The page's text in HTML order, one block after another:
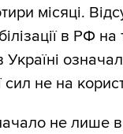
місяці.
в РФ на
Україні
сил не на
не лише